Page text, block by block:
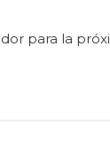
para la